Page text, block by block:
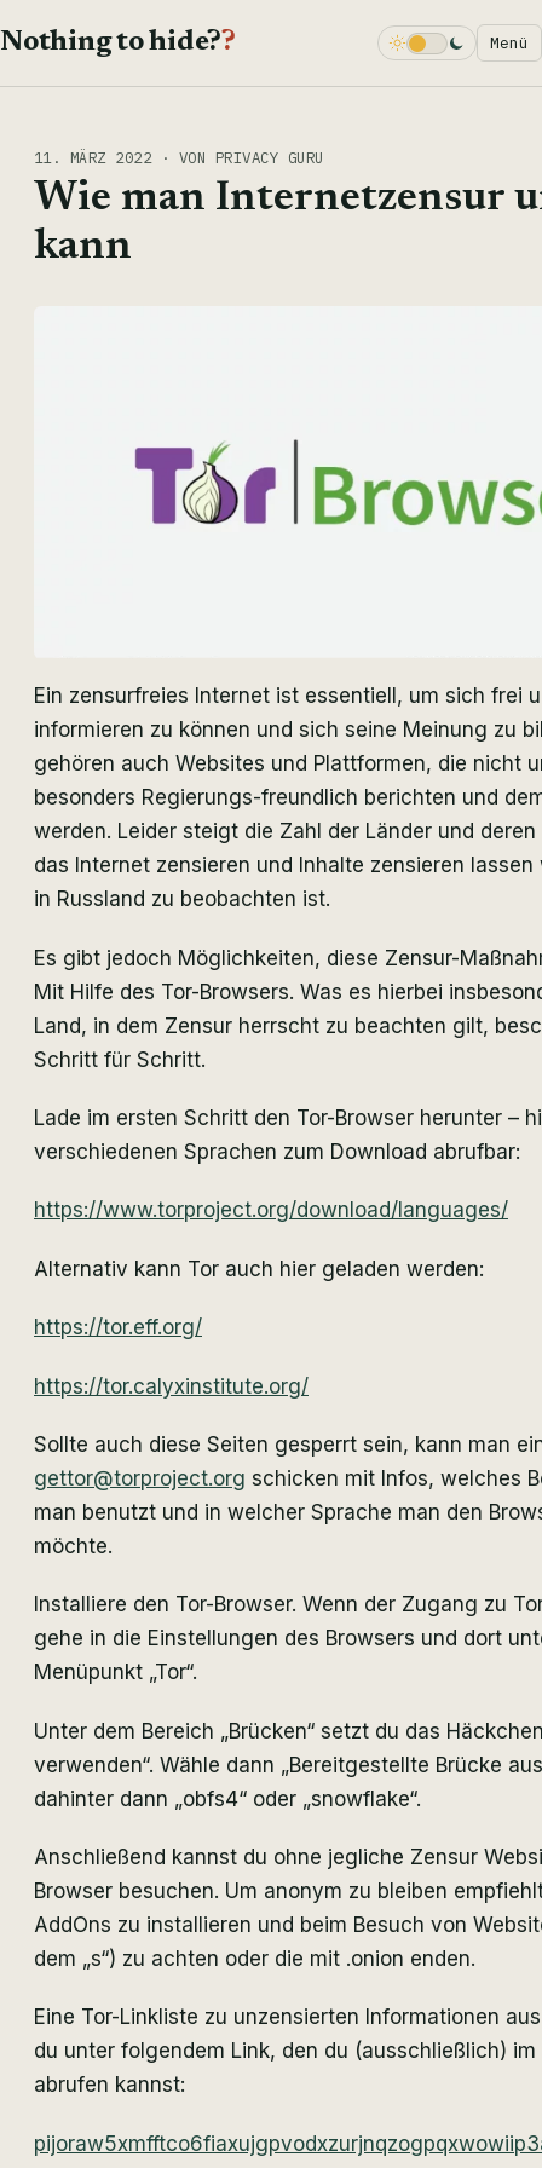
Nothing to hide?? Dark Mode Menü
11. MÄRZ 2022 · VON PRIVACY GURU
Wie man Internetzensur
kann
Ein zensurfreies Internet ist essentiell, um sich frei
informieren zu können und sich seine Meinung zu
gehören auch Websites und Plattformen, die nicht
besonders Regierungs-freundlich berichten und
werden. Leider steigt die Zahl der Länder und
das Internet zensieren und Inhalte zensieren
in Russland zu beobachten ist.
Es gibt jedoch Möglichkeiten, diese Zensur-
Mit Hilfe des Tor-Browsers. Was es hierbei
Land, in dem Zensur herrscht zu beachten gilt,
Schritt für Schritt.
Lade im ersten Schritt den Tor-Browser herunter –
verschiedenen Sprachen zum Download abrufbar:
https://www.torproject.org/download/languages/
Alternativ kann Tor auch hier geladen werden:
https://tor.eff.org/
https://tor.calyxinstitute.org/
Sollte auch diese Seiten gesperrt sein, kann man
gettor@torproject.org schicken mit Infos, welches
man benutzt und in welcher Sprache man den
möchte.
Installiere den Tor-Browser. Wenn der Zugang zu
gehe in die Einstellungen des Browsers und dort
Menüpunkt „Tor“.
Unter dem Bereich „Brücken“ setzt du das
verwenden“. Wähle dann „Bereitgestellte Brücke
dahinter dann „obfs4“ oder „snowflake“.
Anschließend kannst du ohne jegliche Zensur
Browser besuchen. Um anonym zu bleiben
AddOns zu installieren und beim Besuch von
dem „s“) zu achten oder die mit .onion enden.
Eine Tor-Linkliste zu unzensierten Informationen
du unter folgendem Link, den du (ausschließlich) im
abrufen kannst: